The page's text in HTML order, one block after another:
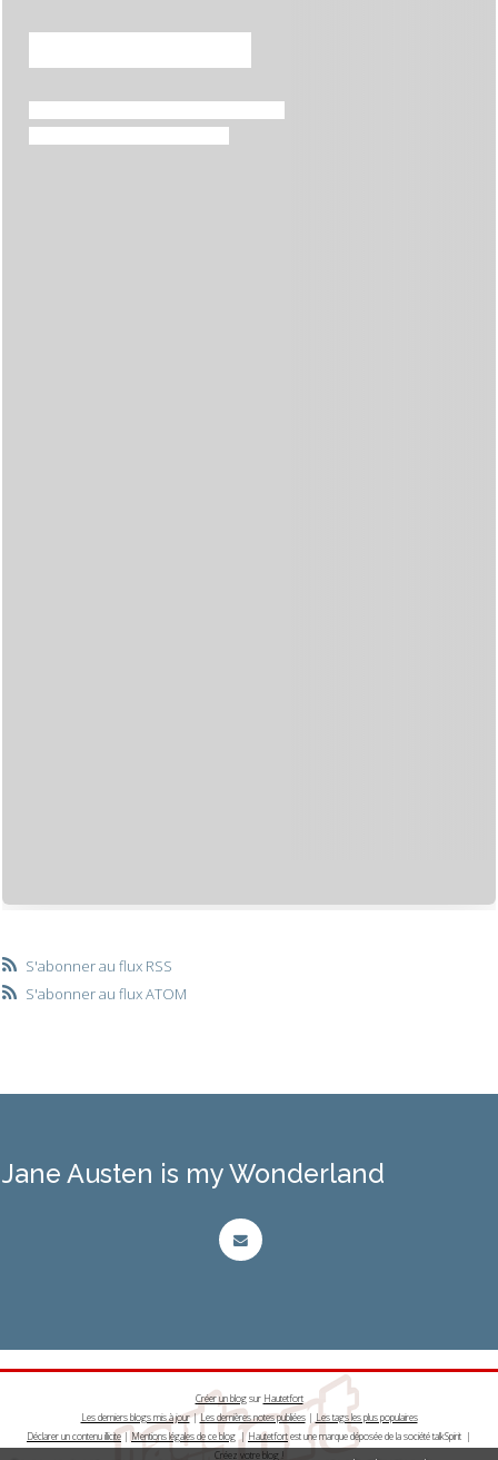
S'abonner au flux RSS
S'abonner au flux ATOM
Jane Austen is my Wonderland
Créer un blogsur Hautetfort
Les derniers blogs mis à jour|Les dernières notes publiées| Les tags les plus populaires
Déclarer un contenu illicite| Mentions légales de ce blog |Hautetfortest une marque déposée de la société talkSpirit |
Créez votreblog !